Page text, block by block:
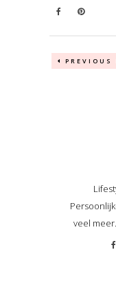
PREVIOUS
veel